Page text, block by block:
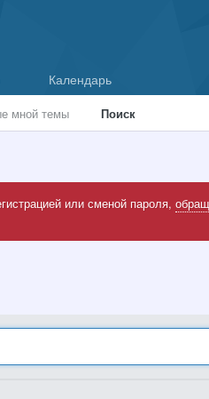
мной темы Поиск
Календарь
или сменой пароля,